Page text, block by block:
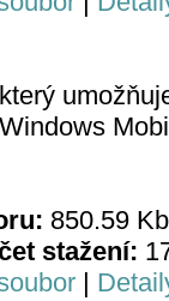
850.59 Kb
stažení:
|